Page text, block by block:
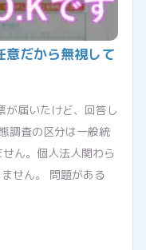
意だから無視して
が届いたけど、回答し
調査の区分は一般統
ん。個人法人関わら
せん。 問題がある